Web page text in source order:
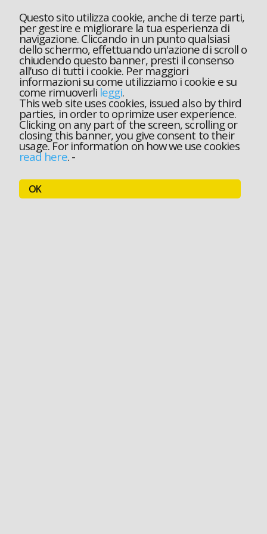
Questo sito utilizza cookie, anche di terze parti,
per gestire e migliorare la tua esperienza di
navigazione. Cliccando in un punto qualsiasi
dello schermo, effettuando un'azione di scroll o
chiudendo questo banner, presti il consenso
all'uso di tutti i cookie. Per maggiori
informazioni su come utilizziamo i cookie e su
come rimuoverli leggi.
This web site uses cookies, issued also by third
parties, in order to oprimize user experience.
Clicking on any part of the screen, scrolling or
closing this banner, you give consent to their
usage. For information on how we use cookies
read here.-
OK